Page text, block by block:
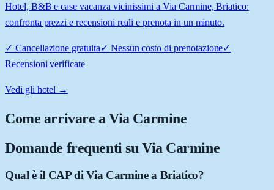
Hotel, B&B e case vacanza vicinissimi a Via Carmine, Briatico:
confronta prezzi e recensioni reali e prenota in un minuto.
✓ Cancellazione gratuita✓ Nessun costo di prenotazione✓
Recensioni verificate
Vedi gli hotel →
Come arrivare aVia Carmine
Domande frequenti su Via Carmine
Qual è il CAP di Via Carmine a Briatico?